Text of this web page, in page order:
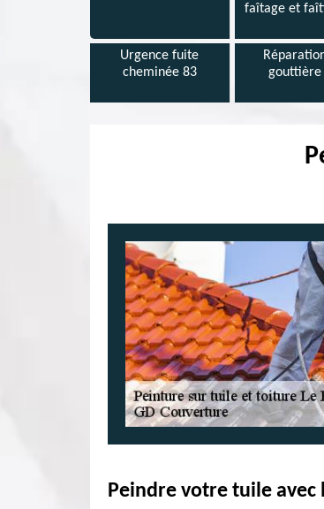
faîtage et
Urgence fuite
cheminée 83
gouttière
Peindre votre tuile avec